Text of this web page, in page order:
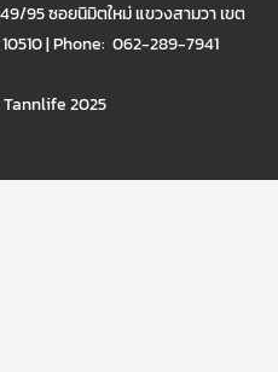
95 ซอยนิมิตใหม่ แขวงสามวา เขต
| Phone: 062-289-7941
2025